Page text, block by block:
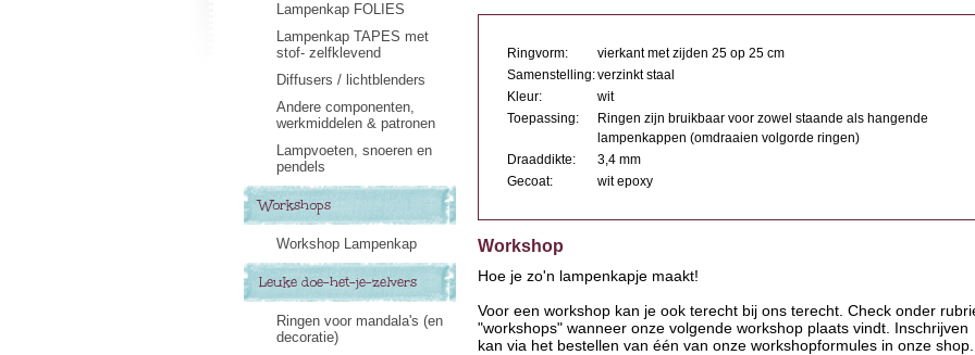
Lampenkap FOLIES
Lampenkap TAPES met
stof- zelfklevend
Diffusers / lichtblenders
Andere componenten,
werkmiddelen & patronen
Lampvoeten, snoeren en
pendels
Workshops
Workshop Lampenkap
Leuke doe-het-je-zelvers
Ringen voor mandala's (en
decoratie)
Ringvorm:
vierkant met zijden 25 op 25 cm
Samenstelling:verzinkt staal
Kleur:
wit
Toepassing:
Ringen zijn bruikbaar voor zowel staande als hangende
lampenkappen (omdraaien volgorde ringen)
Draaddikte:
3,4 mm
Gecoat:
wit epoxy
Workshop
Hoe je zo'n lampenkapje maakt!
Voor een workshop kan je ook terecht bij ons terecht. Check onder
"workshops" wanneer onze volgende workshop plaats vindt. Inschrijven
kan via het bestellen van één van onze workshopformules in onze shop.